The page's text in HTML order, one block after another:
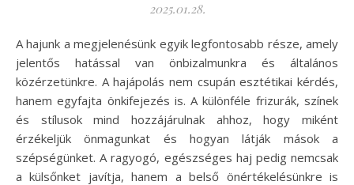
2025.01.28.
A hajunk a megjelenésünk egyik legfontosabb része, amely
jelentős hatással van önbizalmunkra és általános
közérzetünkre. A hajápolás nem csupán esztétikai kérdés,
hanem egyfajta önkifejezés is. A különféle frizurák, színek
és stílusok mind hozzájárulnak ahhoz, hogy miként
érzékeljük önmagunkat és hogyan látják mások a
szépségünket. A ragyogó, egészséges haj pedig nemcsak
a külsőnket javítja, hanem a belső önértékelésünkre is